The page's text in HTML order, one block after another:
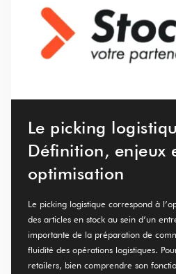
Le picking
Définition, enjeux
optimisation
Le picking logistique correspond à
des articles en stock au sein d’un
importante de la préparation de
fluidité des opérations logistiques.
retailers, bien comprendre son